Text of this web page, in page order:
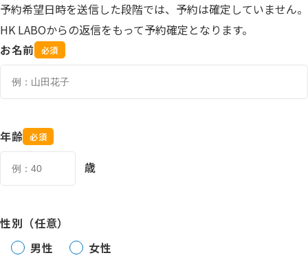
予約希望日時を送信した段階では、予約は確定していません。
HK LABOからの返信をもって予約確定となります。
お名前
必須
年齢 必須
歳
性別（任意）
男性
女性